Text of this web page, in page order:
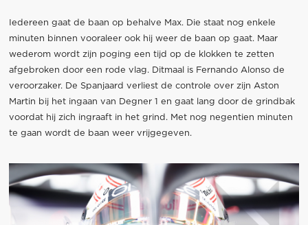
Iedereen gaat de baan op behalve Max. Die staat nog enkele
minuten binnen vooraleer ook hij weer de baan op gaat. Maar
wederom wordt zijn poging een tijd op de klokken te zetten
afgebroken door een rode vlag. Ditmaal is Fernando Alonso de
veroorzaker. De Spanjaard verliest de controle over zijn Aston
Martin bij het ingaan van Degner 1 en gaat lang door de grindbak
voordat hij zich ingraaft in het grind. Met nog negentien minuten
te gaan wordt de baan weer vrijgegeven.